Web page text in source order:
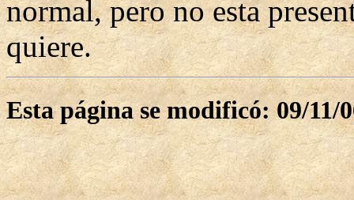
normal, pero no esta
quiere.
Esta página se modificó: 09/11/